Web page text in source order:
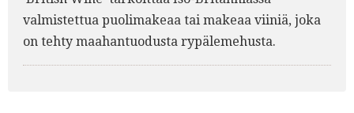
valmistettua puolimakeaa tai makeaa viiniä, joka
on tehty maahantuodusta rypälemehusta.